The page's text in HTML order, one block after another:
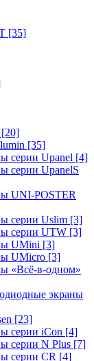
[35]
[20]
[35]
серии Upanel [4]
серии UpanelS
UNI-POSTER
серии Uslim [3]
серии UTW [3]
UMini [3]
UMicro [3]
«Всё-в-одном»
экраны
[23]
серии iCon [4]
серии N Plus [7]
серии CR [4]